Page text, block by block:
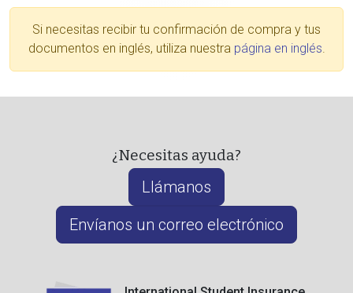
Si necesitas recibir tu confirmación de compra y tus
documentos en inglés, utiliza nuestra página en inglés.
¿Necesitas ayuda?
Llámanos
Envíanos un correo electrónico